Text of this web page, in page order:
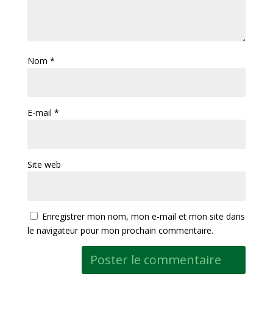
Nom *
E-mail *
Site web
Enregistrer mon nom, mon e-mail et mon site dans
le navigateur pour mon prochain commentaire.